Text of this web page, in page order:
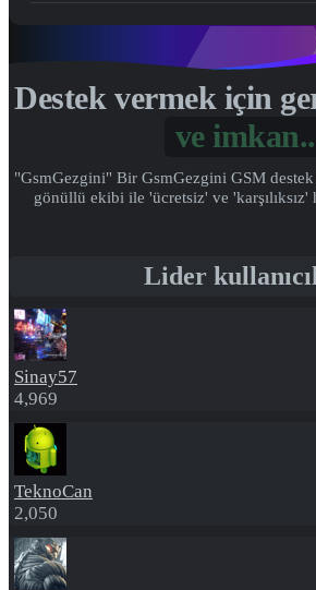
Destek vermek için
Gönül...
"GsmGezgini" Bir GsmGezgini GSM
gönüllü ekibi ile 'ücretsiz' ve
Lider
Sinay57
4,969
TeknoCan
2,050